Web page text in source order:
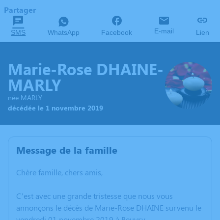
Partager
SMS WhatsApp Facebook E-mail Lien
Marie-Rose DHAINE-
MARLY
née MARLY
décédée le 1 novembre 2019
Message de la famille
Chère famille, chers amis,
C’est avec une grande tristesse que nous vous
annonçons le décès de Marie-Rose DHAINE survenu le